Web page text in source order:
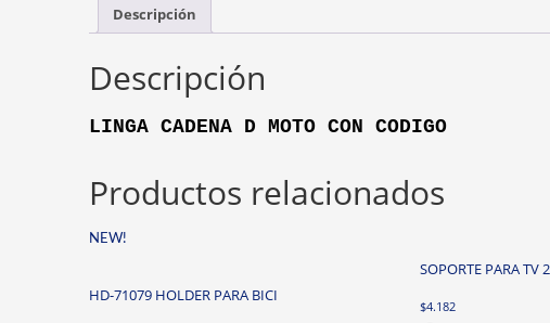
Descripción
Descripción
LINGA CADENA D MOTO CON CODIGO
Productos relacionados
NEW!
HD-71079 HOLDER PARA BICI
SOPORTE PARA TV
$4.182